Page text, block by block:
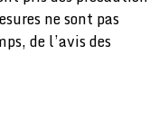
ne sont pas
de l’avis des